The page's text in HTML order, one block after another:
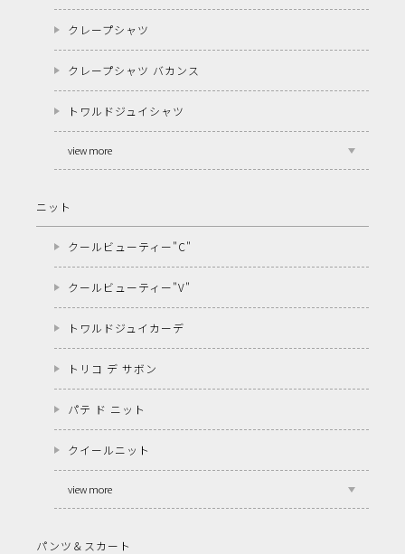
クレープシャツ
クレープシャツ バカンス
トワルドジュイシャツ
view more
ニット
クールビューティー"C"
クールビューティー"V"
トワルドジュイカーデ
トリコ デ サボン
パテ ド ニット
クイールニット
view more
パンツ＆スカート